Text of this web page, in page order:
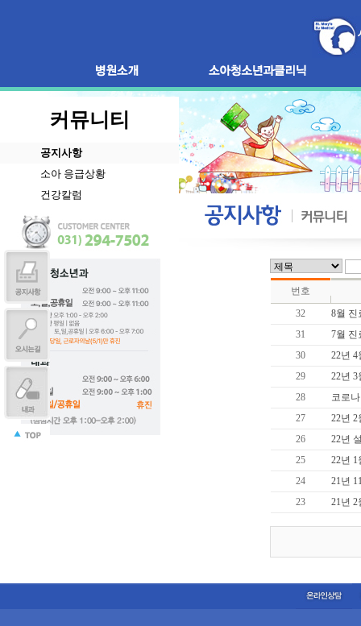
커뮤니티
공지사항
소아 응급상황
건강칼럼
번호
32
8월 진
31
7월 진
30
22년 4
29
22년 3
28
코로
27
22년 2
26
22년
25
22년 1
24
21년
23
21년